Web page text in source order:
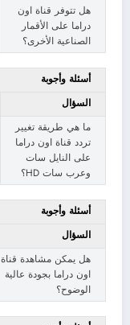
هل تتوفر قناة اون
دراما على الأقمار
الصناعية الأخرى؟
أسئلة وأجوبة
السؤال
ما هي طريقة تغيير
تردد قناة اون دراما
على النايل سات
وعرب سات HD؟
أسئلة وأجوبة
السؤال
هل يمكن مشاهدة قناة
اون دراما بجودة عالية
الوضوح؟